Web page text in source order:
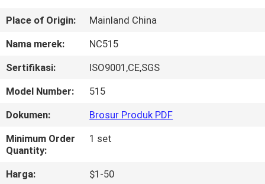
TENTANG
TUR
PABRIK
KONTROL
KUALITAS
Place of Origin:
Mainland China
Nama merek:
NC515
Sertifikasi:
ISO9001,CE,SGS
Model Number:
515
Dokumen:
Brosur Produk PDF
Minimum Order
Quantity:
1 set
Harga:
$1-50